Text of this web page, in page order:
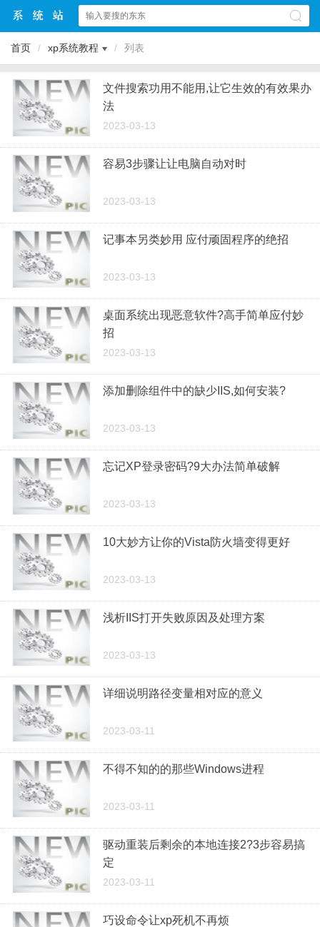
首页 / xp系统教程 / 列表
文件搜索功用不能用,让它生效的有效果办
法
2023-03-13
容易3步骤让让电脑自动对时
2023-03-13
记事本另类妙用 应付顽固程序的绝招
2023-03-13
桌面系统出现恶意软件?高手简单应付妙
招
2023-03-13
添加删除组件中的缺少IIS,如何安装?
2023-03-13
忘记XP登录密码?9大办法简单破解
2023-03-13
10大妙方让你的Vista防火墙变得更好
2023-03-13
浅析IIS打开失败原因及处理方案
2023-03-13
详细说明路径变量相对应的意义
2023-03-11
不得不知的的那些Windows进程
2023-03-11
驱动重装后剩余的本地连接2?3步容易搞
定
2023-03-11
巧设命令让xp死机不再烦